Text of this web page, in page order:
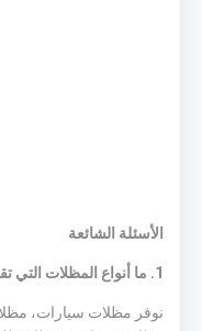
الأسئلة الشائعة
1. ما أنواع المظلات التي تقدمونها؟
نوفر مظلات سيارات،